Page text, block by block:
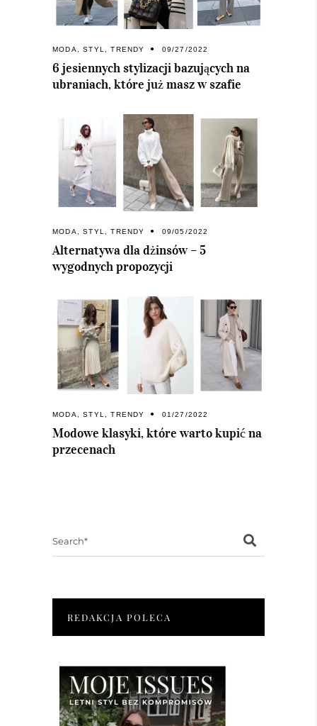
MODA ,STYL ,TRENDY 09/27/2022
6 jesiennych stylizacji bazujących na
ubraniach, które już masz w szafie
MODA,STYL,TRENDY 09/05/2022
Alternatywa dla dżinsów – 5
wygodnych propozycji
MODA ,STYL ,TRENDY 01/27/2022
Modowe klasyki, które warto kupić na
przecenach
REDAKCJA POLECA